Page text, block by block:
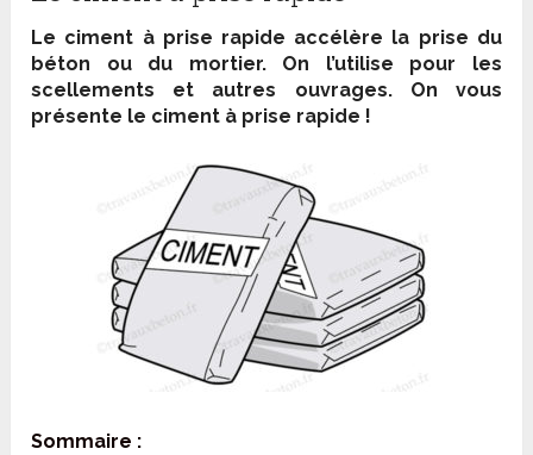
Le ciment à prise rapide accélère la prise du
béton ou du mortier. On l’utilise pour les
scellements et autres ouvrages. On vous
présente le ciment à prise rapide !
Sommaire :